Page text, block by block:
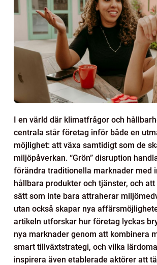
I en värld där klimatfrågor och
centrala står företag inför både en
möjlighet: att växa samtidigt som de
miljöpåverkan. “Grön” disruption
förändra traditionella marknader med
hållbara produkter och tjänster, och
sätt som inte bara attraherar
utan också skapar nya
artikeln utforskar hur företag lyckas
nya marknader genom att kombinera
smart tillväxtstrategi, och vilka
inspirera även etablerade aktörer att